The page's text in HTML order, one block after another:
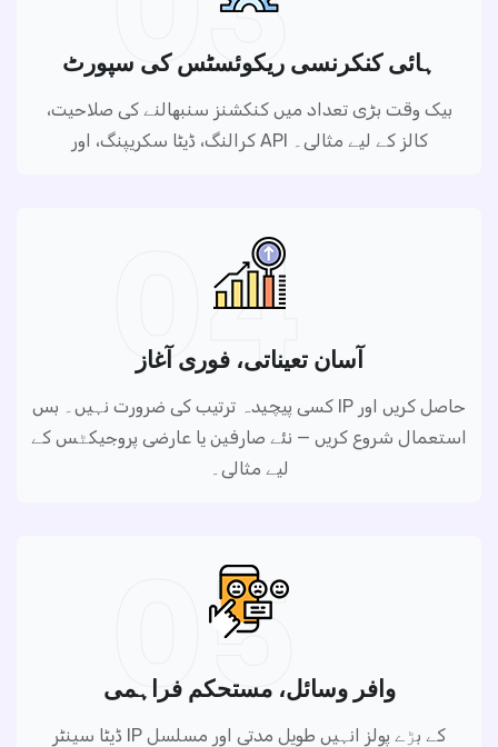
ہائی کنکرنسی ریکوئسٹس کی سپورٹ
بیک وقت بڑی تعداد میں کنکشنز سنبھالنے کی صلاحیت،
کرالنگ، ڈیٹا سکریپنگ، اور API کالز کے لیے مثالی۔
04
آسان تعیناتی، فوری آغاز
کسی پیچیدہ ترتیب کی ضرورت نہیں۔ بس IP حاصل کریں اور
استعمال شروع کریں — نئے صارفین یا عارضی پروجیکٹس کے
لیے مثالی۔
05
وافر وسائل، مستحکم فراہمی
ڈیٹا سینٹر IP کے بڑے پولز انہیں طویل مدتی اور مسلسل